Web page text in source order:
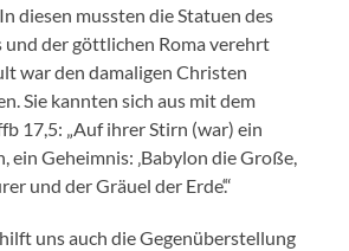
diesen mussten die Statuen des
der göttlichen Roma verehrt
war den damaligen Christen
Sie kannten sich aus mit dem
17,5: „Auf ihrer Stirn (war) ein
ein Geheimnis: ‚Babylon die Große,
und der Gräuel der Erde‘.“
uns auch die Gegenüberstellung